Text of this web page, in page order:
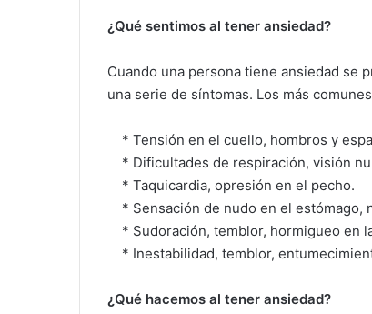
¿Qué sentimos al tener ansiedad?
Cuando una persona tiene ansiedad se
una serie de síntomas. Los más
* Tensión en el cuello, hombros y
* Dificultades de respiración, visión
* Taquicardia, opresión en el pecho.
* Sensación de nudo en el estómago,
* Sudoración, temblor, hormigueo en
* Inestabilidad, temblor,
¿Qué hacemos al tener ansiedad?